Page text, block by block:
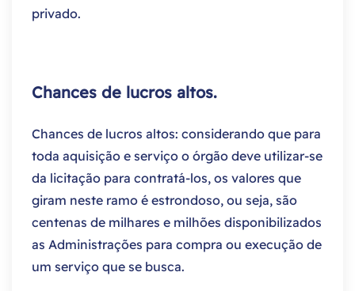
privado.
Chances de lucros altos.
Chances de lucros altos: considerando que para
toda aquisição e serviço o órgão deve utilizar-se
da licitação para contratá-los, os valores que
giram neste ramo é estrondoso, ou seja, são
centenas de milhares e milhões disponibilizados
as Administrações para compra ou execução de
um serviço que se busca.